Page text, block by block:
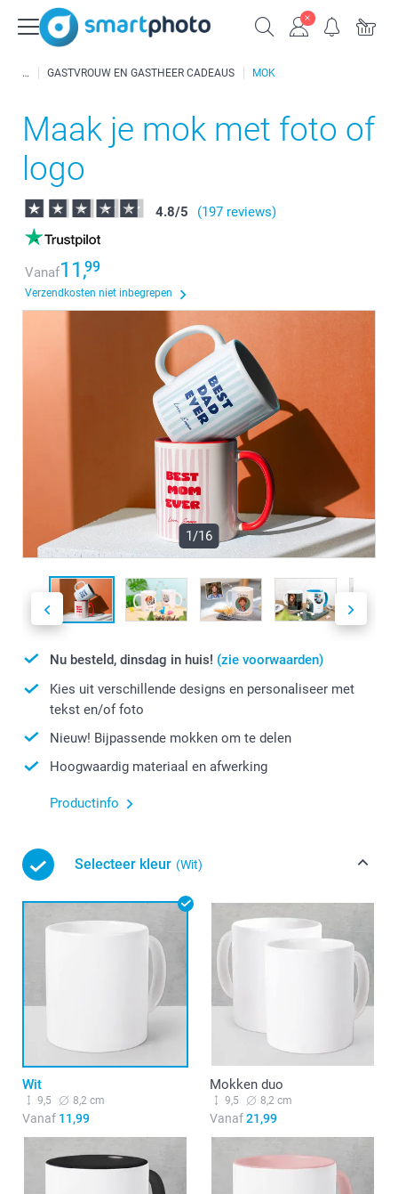
GASTVROUW EN GASTHEER CADEAUS MOK
Maak je mok met foto of
logo
4.8/5 (197 reviews)
Vanaf11,99
Verzendkosten niet inbegrepen
1/16
Nu besteld, dinsdag in huis! (zie voorwaarden)
Kies uit verschillende designs en personaliseer met
tekst en/of foto
Nieuw! Bijpassende mokken om te delen
Hoogwaardig materiaal en afwerking
Productinfo
Selecteer kleur (Wit)
Wit
9,5 8,2 cm
Vanaf 11,99
Mokken duo
9,5 8,2 cm
Vanaf21,99